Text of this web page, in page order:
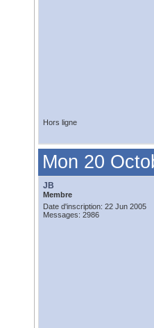
Hors ligne
Mon 20
JB
Membre
Date d'inscription: 22 Jun 2005
Messages: 2986